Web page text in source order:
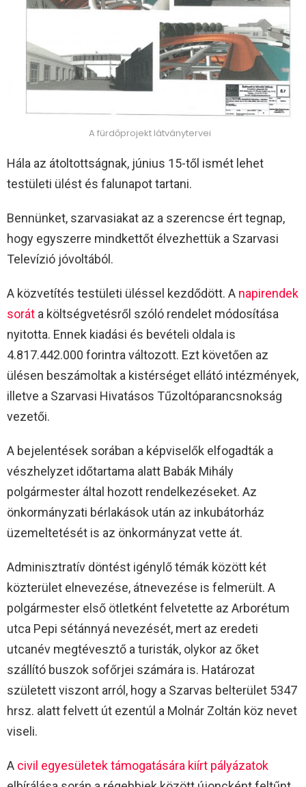
A fürdőprojekt látványtervei
Hála az átoltottságnak, június 15-től ismét lehet
testületi ülést és falunapot tartani.
Bennünket, szarvasiakat az a szerencse ért tegnap,
hogy egyszerre mindkettőt élvezhettük a Szarvasi
Televízió jóvoltából.
A közvetítés testületi üléssel kezdődött. A napirendek
sorát a költségvetésről szóló rendelet módosítása
nyitotta. Ennek kiadási és bevételi oldala is
4.817.442.000 forintra változott. Ezt követően az
ülésen beszámoltak a kistérséget ellátó intézmények,
illetve a Szarvasi Hivatásos Tűzoltóparancsnokság
vezetői.
A bejelentések sorában a képviselők elfogadták a
vészhelyzet időtartama alatt Babák Mihály
polgármester által hozott rendelkezéseket. Az
önkormányzati bérlakások után az inkubátorház
üzemeltetését is az önkormányzat vette át.
Adminisztratív döntést igénylő témák között két
közterület elnevezése, átnevezése is felmerült. A
polgármester első ötletként felvetette az Arborétum
utca Pepi sétánnyá nevezését, mert az eredeti
utcanév megtévesztő a turisták, olykor az őket
szállító buszok sofőrjei számára is. Határozat
született viszont arról, hogy a Szarvas belterület 5347
hrsz. alatt felvett út ezentúl a Molnár Zoltán köz nevet
viseli.
A civil egyesületek támogatására kiírt pályázatok